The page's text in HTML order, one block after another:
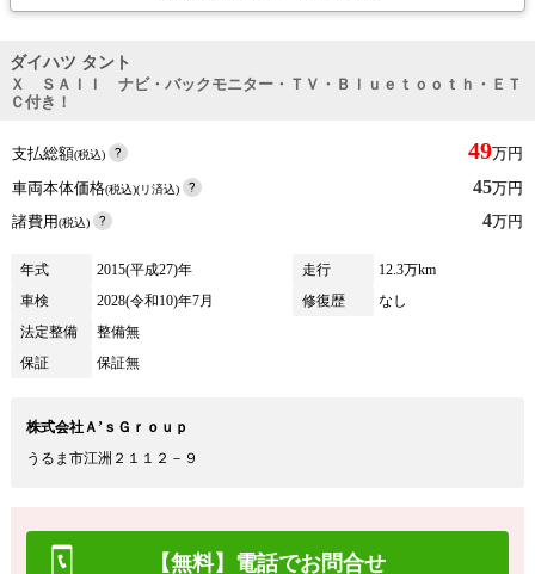
ダイハツ タント
Ｘ ＳＡＩＩ ナビ・バックモニター・ＴＶ・Ｂｌｕｅｔｏｏｔｈ・ＥＴ
Ｃ付き！
支払総額(税込) 49万円
車両本体価格(税込)(リ済込) 45万円
諸費用(税込) 4万円
年式 2015(平成27)年 走行
12.3万km
車検
2028(令和10)年7月 修復歴
なし
法定整備
整備無
保証
保証無
株式会社Ａ’ｓＧｒｏｕｐ
うるま市江洲２１１２－９
【無料】電話でお問合せ